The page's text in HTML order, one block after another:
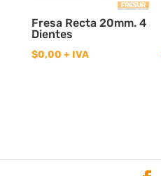
Fresa Recta 20mm. 4
Dientes
$0,00 + IVA